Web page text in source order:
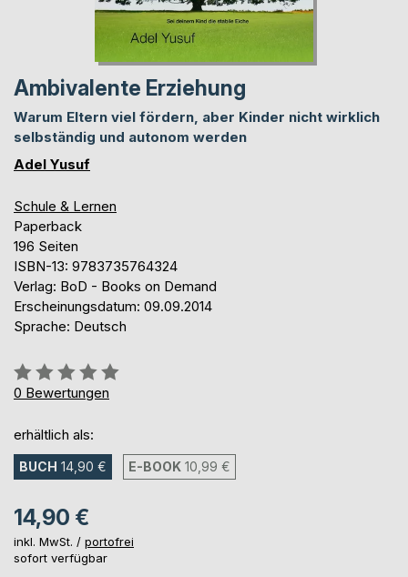
Ambivalente Erziehung
Warum Eltern viel fördern, aber Kinder nicht wirklich
selbständig und autonom werden
Adel Yusuf
Schule & Lernen
Paperback
196 Seiten
ISBN-13: 9783735764324
Verlag: BoD - Books on Demand
Erscheinungsdatum: 09.09.2014
Sprache: Deutsch
Bewertung::
0%
0 Bewertungen
erhältlich als:
BUCH 14,90 € E-BOOK 10,99 €
14,90 €
inkl. MwSt. / portofrei
sofort verfügbar